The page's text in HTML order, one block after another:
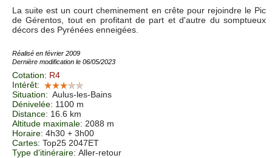
La suite est un court cheminement en crête pour rejoindre le Pic
de Gérentos, tout en profitant de part et d'autre du somptueux
décors des Pyrénées enneigées.
Réalisé en février 2009
Dernière modification le 06/05/2023
Cotation: R4
Intérêt:
Situation: Aulus-les-Bains
Dénivelée: 1100 m
Distance: 16.6 km
Altitude maximale: 2088 m
Horaire: 4h30 + 3h00
Cartes: Top25 2047ET
Type d'itinéraire: Aller-retour